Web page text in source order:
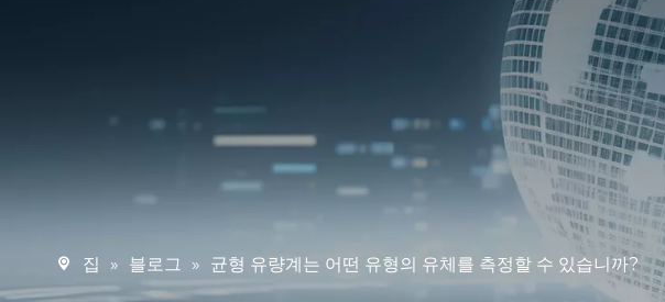
집 » 블로그 » 균형 유량계는 어떤 유형의 유체를 측정할 수 있습니까?